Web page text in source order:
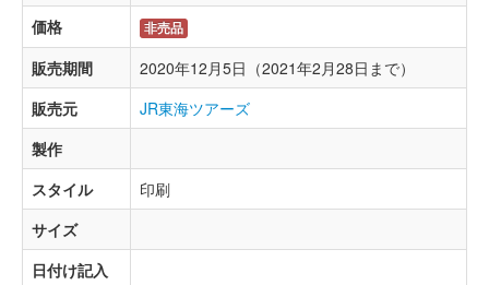
価格
非売品
販売期間
2020年12月5日（2021年2月28日まで）
販売元
JR東海ツアーズ
製作
スタイル
印刷
サイズ
日付け記入